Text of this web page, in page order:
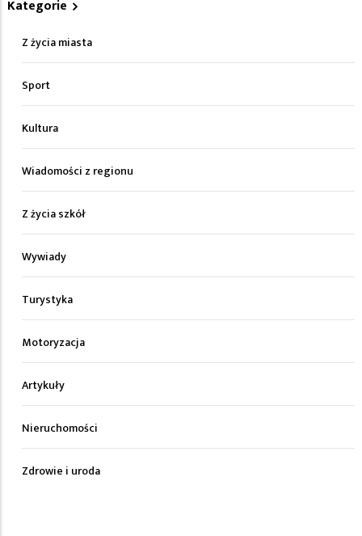
Kategorie
Z życia miasta
Sport
Kultura
Wiadomości z regionu
Z życia szkół
Wywiady
Turystyka
Motoryzacja
Artykuły
Nieruchomości
Zdrowie i uroda